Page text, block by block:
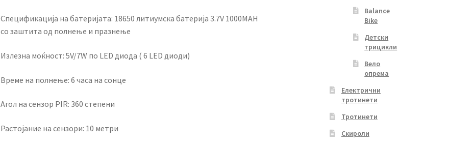
Спецификација на батеријата: 18650 литиумска батерија 3.7V 1000MAH
со заштита од полнење и празнење
Излезна моќност: 5V/7W по LED диода ( 6 LED диоди)
Време на полнење: 6 часа на сонце
Агол на сензор PIR: 360 степени
Растојание на сензори: 10 метри
Balance
Bike
Детски
трицикли
Вело
опрема
Електрични
тротинети
Тротинети
Скироли